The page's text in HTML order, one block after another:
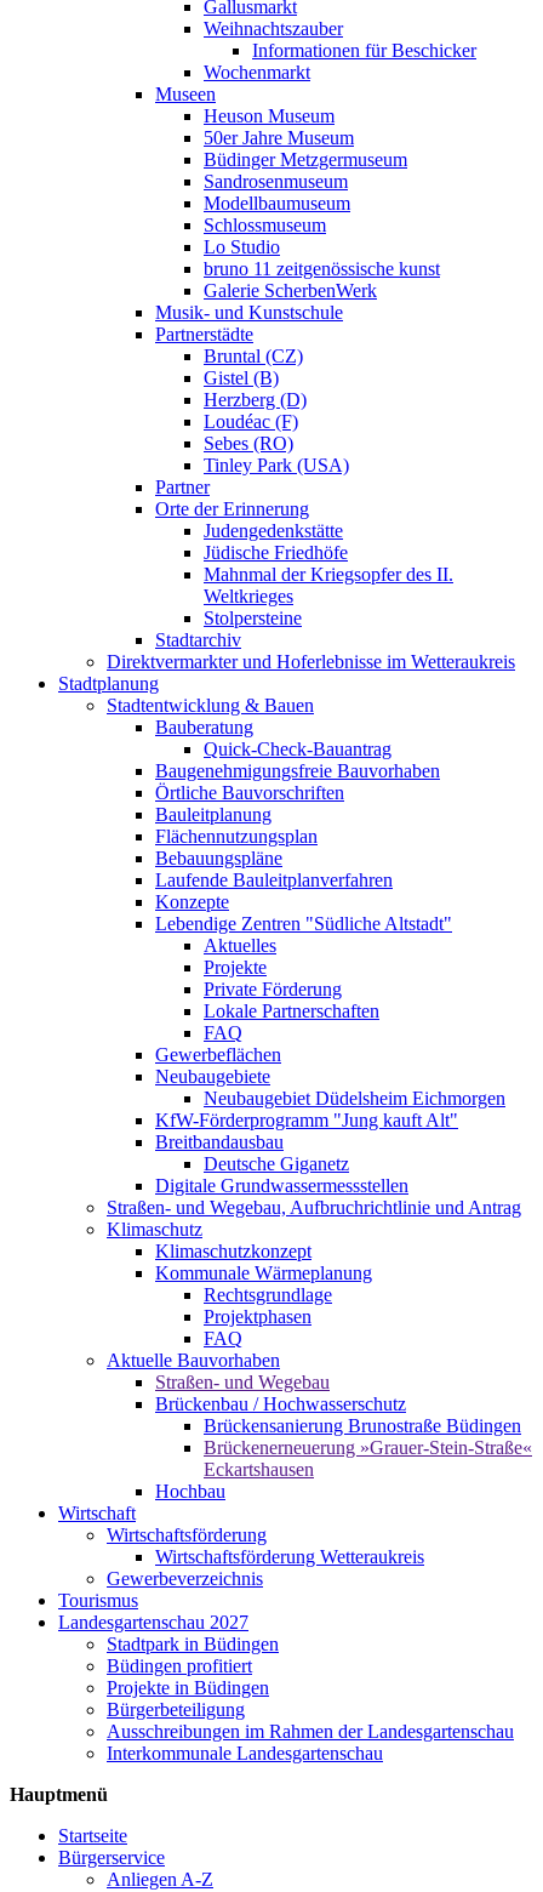
Gallusmarkt
Weihnachtszauber
Informationen für Beschicker
Wochenmarkt
Museen
Heuson Museum
50er Jahre Museum
Büdinger Metzgermuseum
Sandrosenmuseum
Modellbaumuseum
Schlossmuseum
Lo Studio
bruno 11 zeitgenössische kunst
Galerie ScherbenWerk
Musik- und Kunstschule
Partnerstädte
Bruntal (CZ)
Gistel (B)
Herzberg (D)
Loudéac (F)
Sebes (RO)
Tinley Park (USA)
Partner
Orte der Erinnerung
Judengedenkstätte
Jüdische Friedhöfe
Mahnmal der Kriegsopfer des II.
Weltkrieges
Stolpersteine
Stadtarchiv
Direktvermarkter und Hoferlebnisse im Wetteraukreis
Stadtplanung
Stadtentwicklung & Bauen
Bauberatung
Quick-Check-Bauantrag
Baugenehmigungsfreie Bauvorhaben
Örtliche Bauvorschriften
Bauleitplanung
Flächennutzungsplan
Bebauungspläne
Laufende Bauleitplanverfahren
Konzepte
Lebendige Zentren "Südliche Altstadt"
Aktuelles
Projekte
Private Förderung
Lokale Partnerschaften
FAQ
Gewerbeflächen
Neubaugebiete
Neubaugebiet Düdelsheim Eichmorgen
KfW-Förderprogramm "Jung kauft Alt"
Breitbandausbau
Deutsche Giganetz
Digitale Grundwassermessstellen
Straßen- und Wegebau, Aufbruchrichtlinie und Antrag
Klimaschutz
Klimaschutzkonzept
Kommunale Wärmeplanung
Rechtsgrundlage
Projektphasen
FAQ
Aktuelle Bauvorhaben
Straßen- und Wegebau
Brückenbau / Hochwasserschutz
Brückensanierung Brunostraße Büdingen
Brückenerneuerung »Grauer-Stein-Straße«
Eckartshausen
Hochbau
Wirtschaft
Wirtschaftsförderung
Wirtschaftsförderung Wetteraukreis
Gewerbeverzeichnis
Tourismus
Landesgartenschau 2027
Stadtpark in Büdingen
Büdingen profitiert
Projekte in Büdingen
Bürgerbeteiligung
Ausschreibungen im Rahmen der Landesgartenschau
Interkommunale Landesgartenschau
Hauptmenü
Startseite
Bürgerservice
Anliegen A-Z